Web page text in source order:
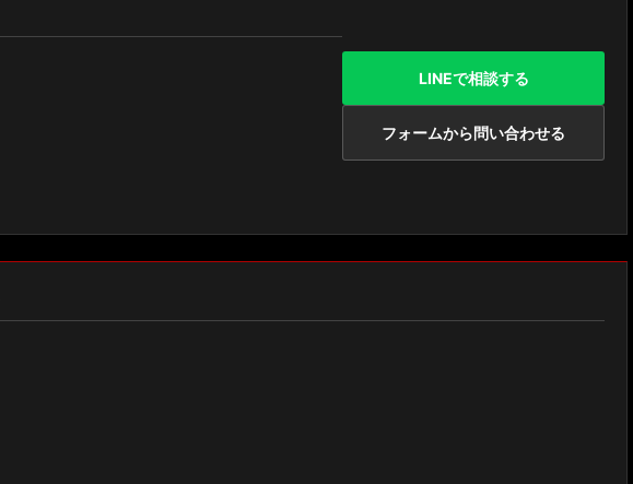
LINEで相談する
フォームから問い合わせる